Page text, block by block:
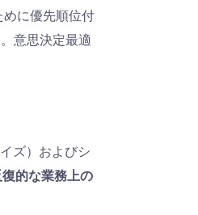
めに優先順位付
意思決定最適
ズ）およびシ
復的な業務上の